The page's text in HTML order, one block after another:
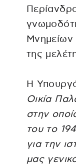
Μνημείων
της
Η
Οικία
στην
του το
για την
μας